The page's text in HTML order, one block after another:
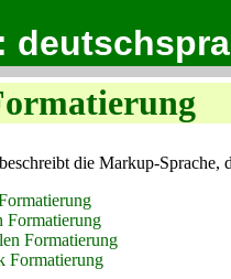
die Markup-Sprache,
Formatierung
Formatierung
Formatierung